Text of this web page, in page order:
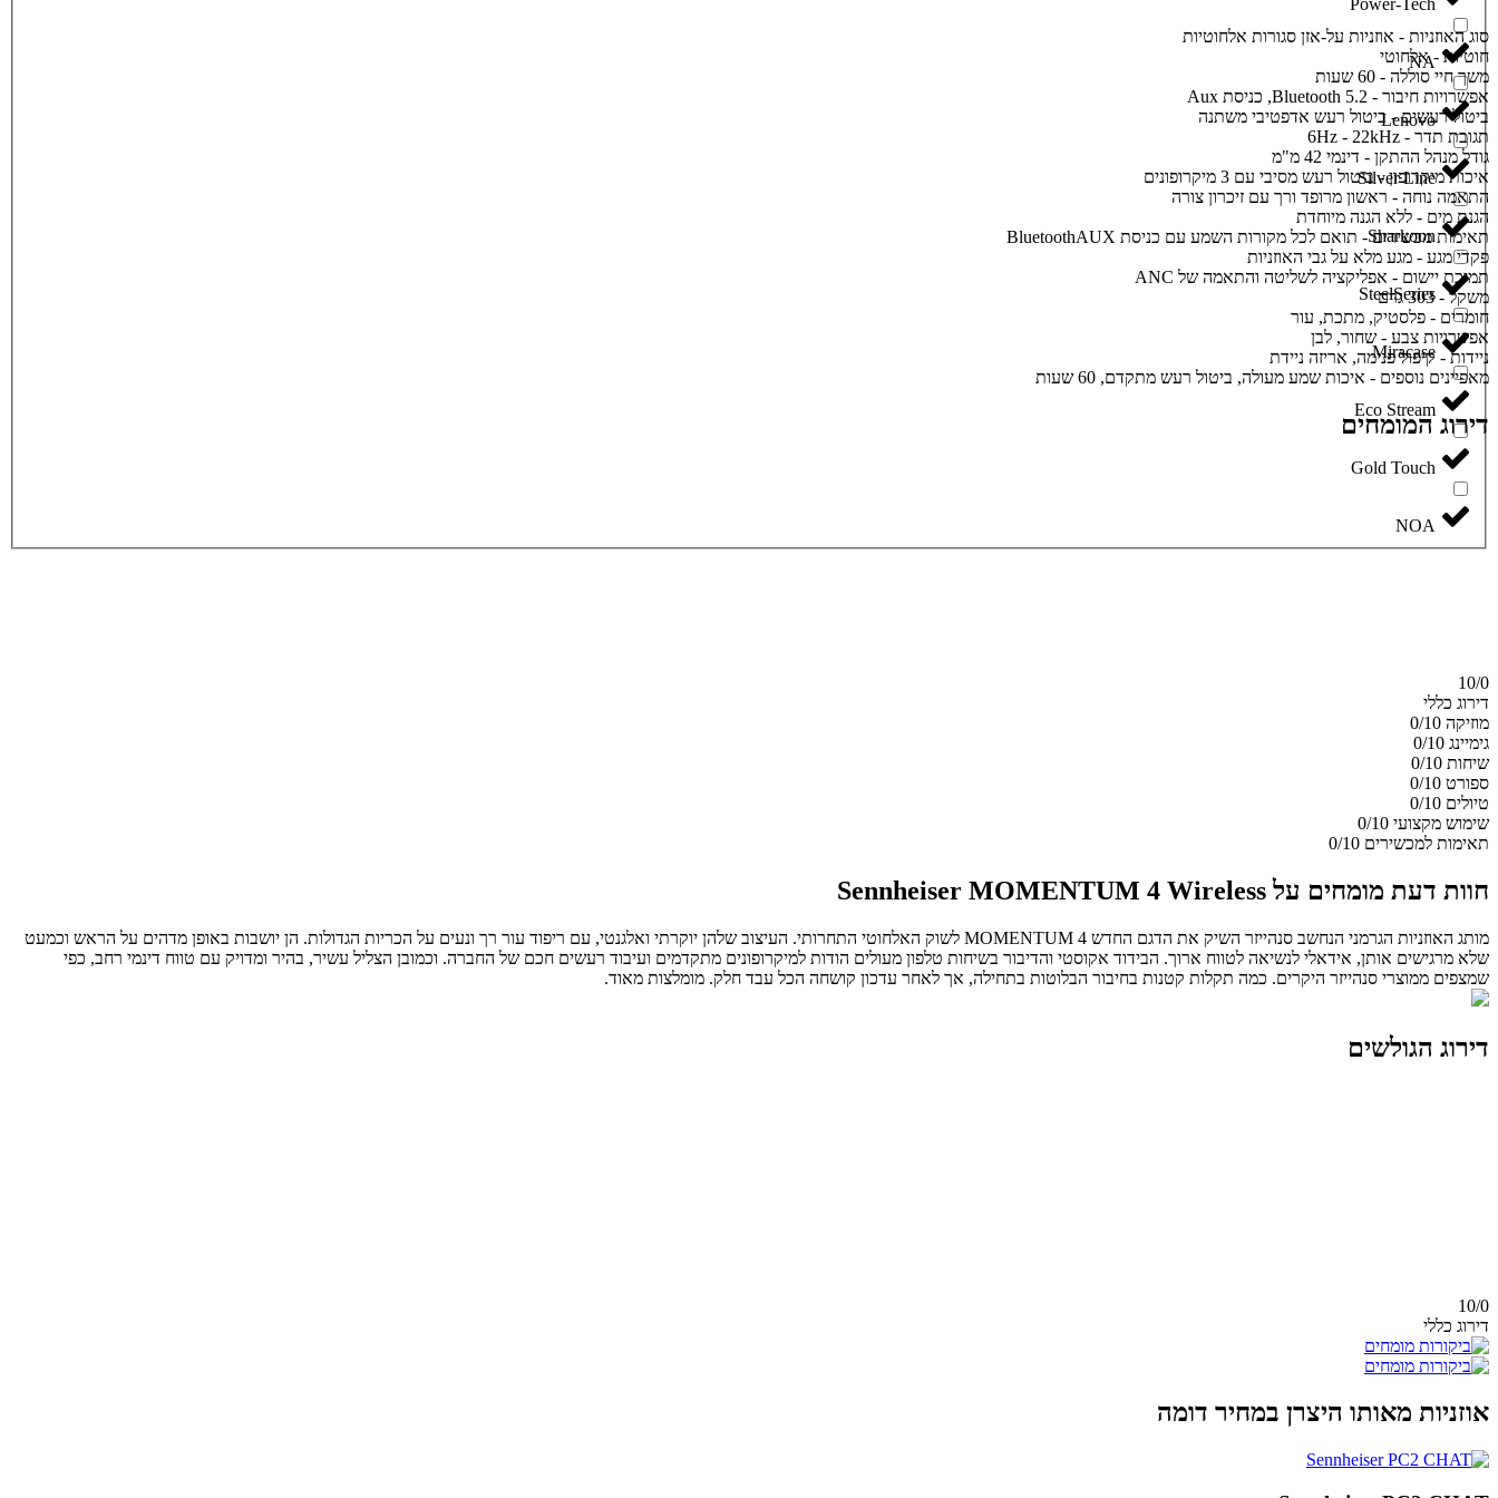
NA
Lenovo
Silver Line
Sharkoon
SteelSeries
Miracase
Eco Stream
Gold Touch
NOA
סוג האוזניות - אוזניות על-אזן סגורות אלחוטיות
חוטיות - אלחוטי
משך חיי סוללה - 60 שעות
אפשרויות חיבור - Bluetooth 5.2, כניסת Aux
ביטול רעשים - ביטול רעש אדפטיבי משתנה
תגובת תדר - 6Hz - 22kHz
גודל מנהל ההתקן - דינמי 42 מ"מ
איכות מיקרופון - ביטול רעש מסיבי עם 3 מיקרופונים
התאמה נוחה - ראשון מרופד ורך עם זיכרון צורה
הגנת מים - ללא הגנה מיוחדת
תאימות מכשירים - תואם לכל מקורות השמע עם כניסת BluetoothAUX
פקדי מגע - מגע מלא על גבי האוזניות
תמיכת יישום - אפליקציה לשליטה והתאמה של ANC
משקל - ‎303 גרם
חומרים - פלסטיק, מתכת, עור
אפשרויות צבע - שחור, לבן
ניידות - קיפול פנימה, אריזה ניידת
מאפיינים נוספים - איכות שמע מעולה, ביטול רעש מתקדם, 60 שעות
דירוג המומחים
10/0
דירוג כללי
מוזיקה 0/10
גימיינג 0/10
שיחות 0/10
ספורט 0/10
טיולים 0/10
שימוש מקצועי 0/10
תאימות למכשירים 0/10
חוות דעת מומחים על Sennheiser MOMENTUM 4 Wireless
מותג האוזניות הגרמני הנחשב סנהייזר השיק את הדגם החדש MOMENTUM 4 לשוק האלחוטי התחרותי. העיצוב שלהן יוקרתי ואלגנטי, עם ריפוד עור רך ונעים על הכריות הגדולות. הן יושבות באופן מדהים על הראש וכמעט
שלא מרגישים אותן, אידאלי לנשיאה לטווח ארוך. הבידוד אקוסטי והדיבור בשיחות טלפון מעולים הודות למיקרופונים מתקדמים ועיבוד רעשים חכם של החברה. וכמובן הצליל עשיר, בהיר ומדויק עם טווח דינמי רחב, כפי
שמצפים ממוצרי סנהייזר היקרים. כמה תקלות קטנות בחיבור הבלוטות בתחילה, אך לאחר עדכון קושחה הכל עבד חלק. מומלצות מאוד.
דירוג הגולשים
10/0
דירוג כללי
אוזניות מאותו היצרן במחיר דומה